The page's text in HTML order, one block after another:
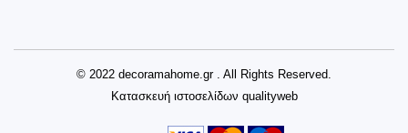
© 2022 decoramahome.gr . All Rights Reserved.
Κατασκευή ιστοσελίδων qualityweb